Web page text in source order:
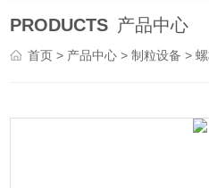
PRODUCTS 产品中心
首页 > 产品中心 >制粒设备 >